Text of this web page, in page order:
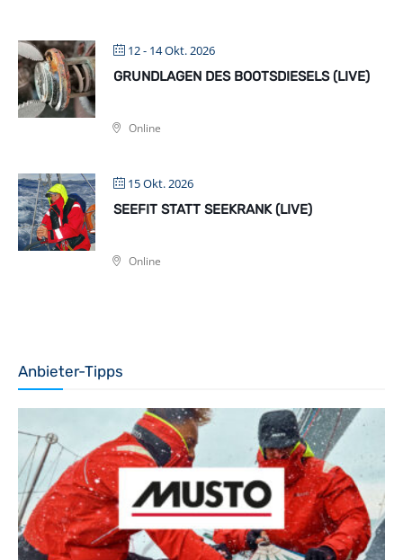
12 - 14 Okt. 2026
GRUNDLAGEN DES BOOTSDIESELS (LIVE)
Online
15 Okt. 2026
SEEFIT STATT SEEKRANK (LIVE)
Online
Anbieter-Tipps